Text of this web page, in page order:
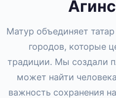
Матур объединяет
городов, которые
традиции. Мы создали
может найти
важность сохранения